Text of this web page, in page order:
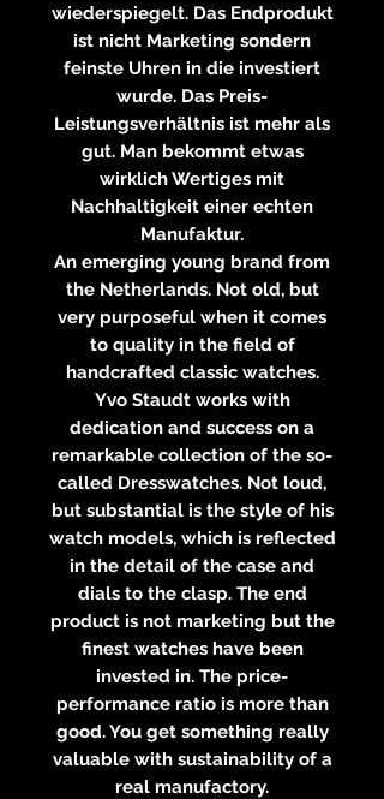
wiederspiegelt. Das Endprodukt
ist nicht Marketing sondern
feinste Uhren in die investiert
wurde. Das Preis-
Leistungsverhältnis ist mehr als
gut. Man bekommt etwas
wirklich Wertiges mit
Nachhaltigkeit einer echten
Manufaktur.
An emerging young brand from
the Netherlands. Not old, but
very purposeful when it comes
to quality in the field of
handcrafted classic watches.
Yvo Staudt works with
dedication and success on a
remarkable collection of the so-
called Dresswatches. Not loud,
but substantial is the style of his
watch models, which is reflected
in the detail of the case and
dials to the clasp. The end
product is not marketing but the
finest watches have been
invested in. The price-
performance ratio is more than
good. You get something really
valuable with sustainability of a
real manufactory.